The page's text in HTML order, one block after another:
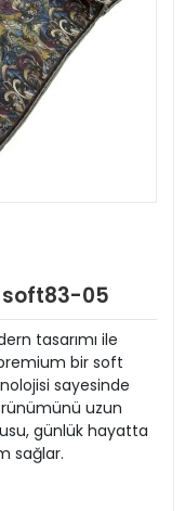
soft83-05
tasarımı ile
bir soft
sayesinde
uzun
günlük hayatta
sağlar.